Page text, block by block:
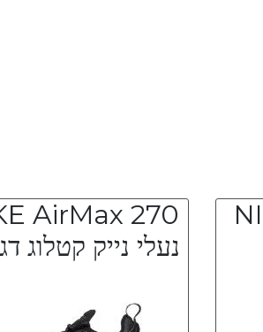
AirMax 270
נעלי נייק קטלוג